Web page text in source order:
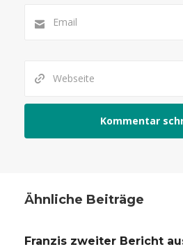
Ähnliche Beiträge
Franzis zweiter Bericht